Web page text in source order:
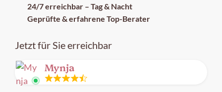
24/7 erreichbar – Tag & Nacht
Geprüfte & erfahrene Top-Berater
Jetzt für Sie erreichbar
Mynja